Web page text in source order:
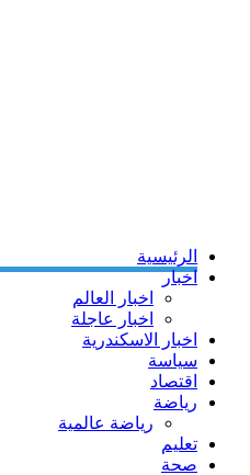
الرئيسية
اخبار
اخبار العالم
اخبار عاجلة
اخبار الاسكندرية
سياسة
اقتصاد
رياضة
رياضة عالمية
تعليم
صحة